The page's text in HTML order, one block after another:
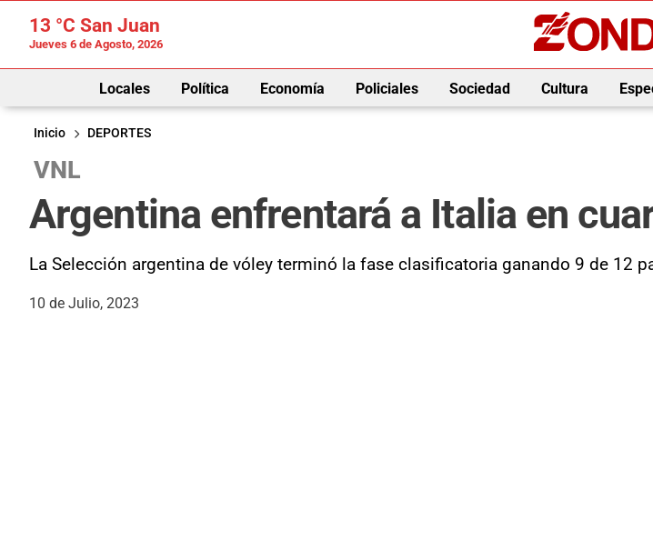
13 °C San Juan
Jueves 6 de Agosto, 2026
Locales Política Economía Policiales Sociedad Cultura
Inicio
DEPORTES
VNL
Argentina enfrentará a Italia en
La Selección argentina de vóley terminó la fase clasificatoria ganando 9 de 12
10 de Julio, 2023